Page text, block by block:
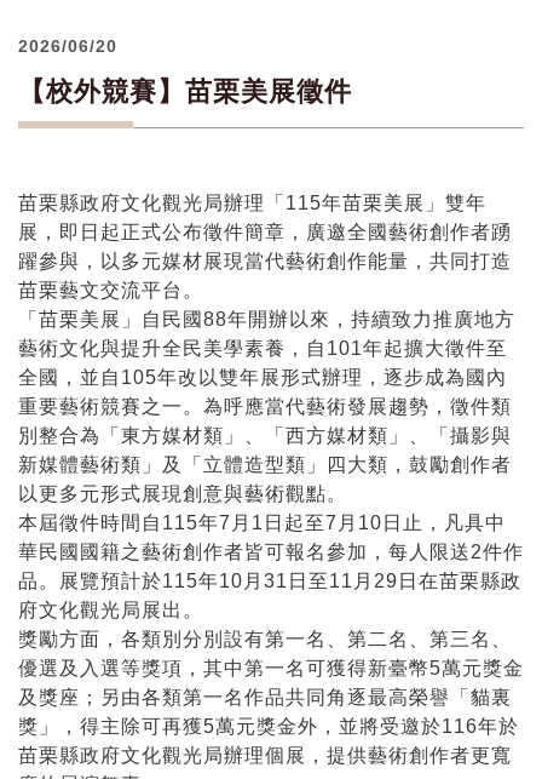
2026/06/20
【校外競賽】苗栗美展徵件
苗栗縣政府文化觀光局辦理「115年苗栗美展」雙年
展，即日起正式公布徵件簡章，廣邀全國藝術創作者踴
躍參與，以多元媒材展現當代藝術創作能量，共同打造
苗栗藝文交流平台。
「苗栗美展」自民國88年開辦以來，持續致力推廣地方
藝術文化與提升全民美學素養，自101年起擴大徵件至
全國，並自105年改以雙年展形式辦理，逐步成為國內
重要藝術競賽之一。為呼應當代藝術發展趨勢，徵件類
別整合為「東方媒材類」、「西方媒材類」、「攝影與
新媒體藝術類」及「立體造型類」四大類，鼓勵創作者
以更多元形式展現創意與藝術觀點。
本屆徵件時間自115年7月1日起至7月10日止，凡具中
華民國國籍之藝術創作者皆可報名參加，每人限送2件作
品。展覽預計於115年10月31日至11月29日在苗栗縣政
府文化觀光局展出。
獎勵方面，各類別分別設有第一名、第二名、第三名、
優選及入選等獎項，其中第一名可獲得新臺幣5萬元獎金
及獎座；另由各類第一名作品共同角逐最高榮譽「貓裏
獎」，得主除可再獲5萬元獎金外，並將受邀於116年於
苗栗縣政府文化觀光局辦理個展，提供藝術創作者更寬